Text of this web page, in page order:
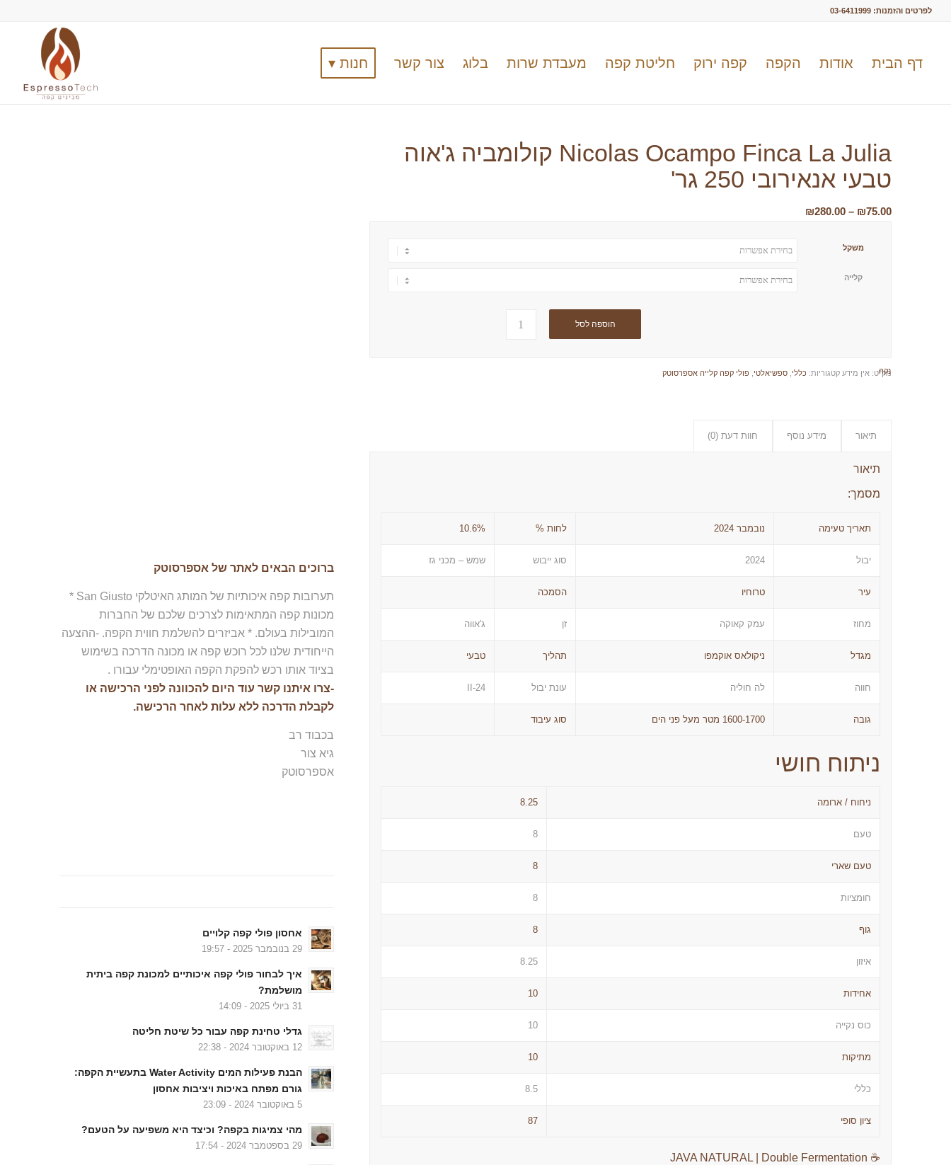
לפרטים והזמנות: 03-6411999
דף הבית אודות הקפה קפה ירוק חליטת קפה מעבדת שרות בלוג צור קשר חנות ▾
ברוכים הבאים לאתר של אספרסוטק
תערובות קפה איכותיות של המותג האיטלקי San Giusto *
מכונות קפה המתאימות לצרכים שלכם של החברות
המובילות בעולם. * אביזרים להשלמת חווית הקפה. -ההצעה
הייחודית שלנו לכל רוכש קפה או מכונה הדרכה בשימוש
בציוד אותו רכש להפקת הקפה האופטימלי עבורו .
-צרו איתנו קשר עוד היום להכוונה לפני הרכישה או
לקבלת הדרכה ללא עלות לאחר הרכישה.
בכבוד רב
גיא צור
אספרסוטק
אחסון פולי קפה קלויים
29 בנובמבר 2025 - 19:57
איך לבחור פולי קפה איכותיים למכונת קפה ביתית
מושלמת?
31 ביולי 2025 - 14:09
גדלי טחינת קפה עבור כל שיטת חליטה
12 באוקטובר 2024 - 22:38
הבנת פעילות המים Water Activity בתעשיית הקפה:
גורם מפתח באיכות ויציבות אחסון
5 באוקטובר 2024 - 23:09
מהי צמיגות בקפה? וכיצד היא משפיעה על הטעם?
29 בספטמבר 2024 - 17:54
Nicolas Ocampo Finca La Julia קולומביה ג'אוה
טבעי אנאירובי 250 גר'
₪75.00
–
₪280.00
טווח
משקל
קלייה
נקה
הוספה לסל
מק"ט: אין מידע קטגוריות: כללי ספשיאלטי פולי קפה קלייה אספרסוטק
תיאור מידע נוסף חוות דעת (0)
תיאור
מסמך:
תאריך טעימה נובמבר 2024 לחות % 10.6%
יבול 2024 סוג ייבוש שמש – מכני גז
עיר טרוחיו הסמכה
מחוז עמק קאוקה זן ג'אווה
מגדל ניקולאס אוקמפו תהליך טבעי
חווה לה חוליה עונת יבול II-24
גובה 1600-1700 מטר מעל פני הים סוג עיבוד
ניתוח חושי
ניחוח / ארומה 8.25
טעם 8
טעם שארי 8
חומציות 8
גוף 8
איזון 8.25
אחידות 10
כוס נקייה 10
מתיקות 10
כללי 8.5
ציון סופי 87
☕ JAVA NATURAL | Double Fermentation